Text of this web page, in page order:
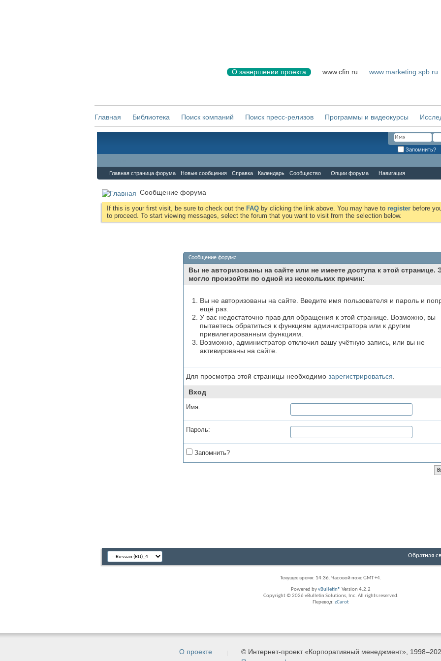
О завершении проекта www.cfin.ru www.marketing.spb.ru
Главная Библиотека Поиск компаний Поиск пресс-релизов Программы и видеокурсы
Запомнить?
Главная страница форума Новые сообщения Справка Календарь Сообщество Опции форума Навигация
Сообщение форума
If this is your first visit, be sure to check out the FAQ by clicking the link above. You may have to register before
to proceed. To start viewing messages, select the forum that you want to visit from the selection below.
Сообщение форума
Вы не авторизованы на сайте или не имеете доступа к этой странице.
могло произойти по одной из нескольких причин:
Вы не авторизованы на сайте. Введите имя пользователя и пароль и
ещё раз.
У вас недостаточно прав для обращения к этой странице. Возможно, вы
пытаетесь обратиться к функциям администратора или к другим
привилегированным функциям.
Возможно, администратор отключил вашу учётную запись, или вы не
активированы на сайте.
Для просмотра этой страницы необходимо зарегистрироваться
Вход
Имя:
Пароль:
Запомнить?
Обратная
Текущее время: 14:36. Часовой пояс GMT +4.
Powered byvBulletin® Version 4.2.2
Copyright © 2026 vBulletin Solutions, Inc. All rights reserved.
Перевод: zCarot
О проекте
© Интернет-проект «Корпоративный менеджмент»,